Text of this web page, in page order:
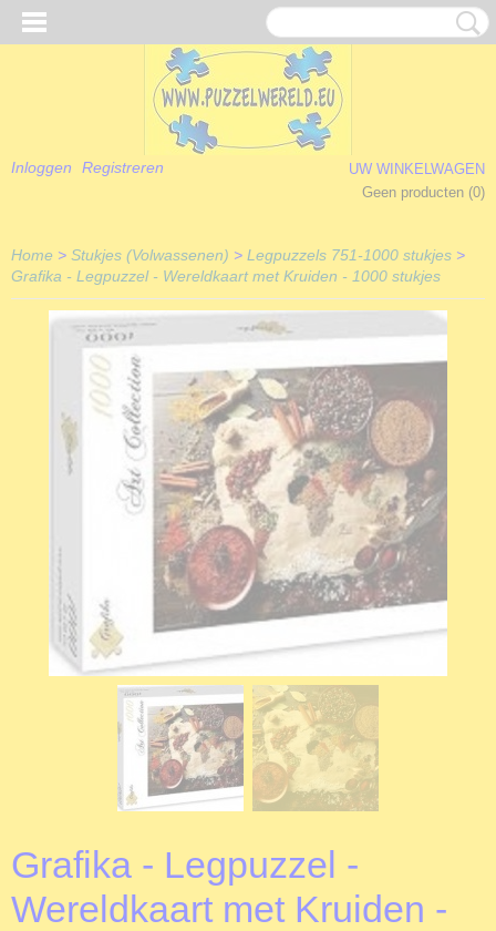
Inloggen Registreren
UW WINKELWAGEN
Geen producten (0)
Home > Stukjes (Volwassenen) > Legpuzzels 751-1000 stukjes >
Grafika - Legpuzzel - Wereldkaart met Kruiden - 1000 stukjes
Grafika - Legpuzzel -
Wereldkaart met Kruiden -